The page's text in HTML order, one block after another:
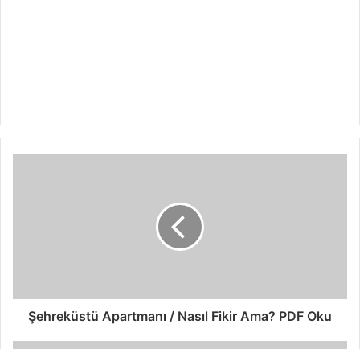
Şehreküstü Apartmanı / Nasıl Fikir Ama? PDF Oku